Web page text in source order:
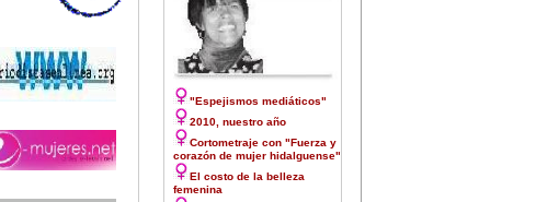
"Espejismos mediáticos"
2010, nuestro año
Cortometraje con "Fuerza y
corazón de mujer hidalguense"
El costo de la belleza
femenina